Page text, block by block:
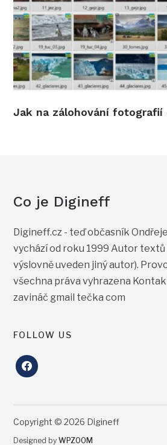
Jak na zálohování fotografií
Co je Digineff
Digineff.cz - teď občasník
vychází od roku 1999 Autor textů
výslovně uveden jiný autor).
všechna práva vyhrazena
zavináč gmail tečka com
FOLLOW US
facebook
Copyright © 2026 Digineff
Designed byWPZOOM